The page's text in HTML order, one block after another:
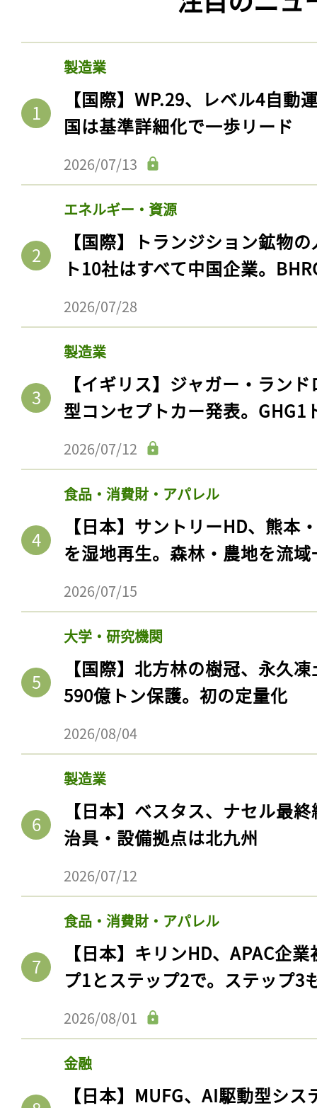
製造業
【国際】WP.29、レベル4自動
国は基準詳細化で一歩リード
2026/07/13
エネルギー・資源
【国際】トランジション鉱物
ト10社はすべて中国企業。
2026/07/28
製造業
【イギリス】ジャガー・ラン
型コンセプトカー発表。GHG1
2026/07/12
食品・消費財・アパレル
【日本】サントリーHD、熊本
を湿地再生。森林・農地を流
2026/07/15
大学・研究機関
【国際】北方林の樹冠、永久
590億トン保護。初の定量化
2026/08/04
製造業
【日本】ベスタス、ナセル最
治具・設備拠点は北九州
2026/07/12
食品・消費財・アパレル
【日本】キリンHD、APAC企
プ1とステップ2で。ステップ3
2026/08/01
金融
【日本】MUFG、AI駆動型シ
記事をお気に入りに
ログインが必
ログイン
会員登録